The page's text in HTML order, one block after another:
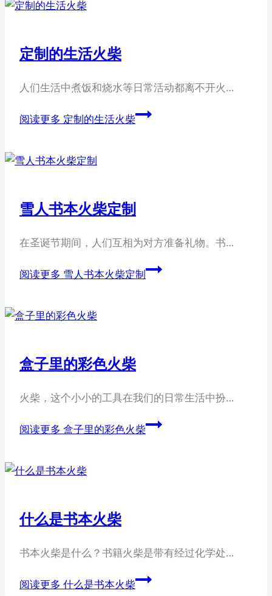
定制的生活火柴
人们生活中煮饭和烧水等日常活动都离不开火…
阅读更多 定制的生活火柴
雪人书本火柴定制
在圣诞节期间，人们互相为对方准备礼物。书…
阅读更多 雪人书本火柴定制
盒子里的彩色火柴
火柴，这个小小的工具在我们的日常生活中扮…
阅读更多 盒子里的彩色火柴
什么是书本火柴
书本火柴是什么？书籍火柴是带有经过化学处…
阅读更多 什么是书本火柴